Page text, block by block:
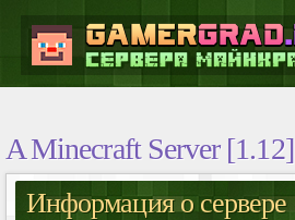
A Minecraft Server [1.12]
Информация о сервере